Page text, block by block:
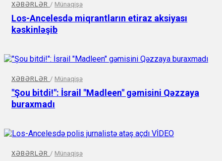
XƏBƏRLƏR / Münaqişə
Los-Ancelesdə miqrantların etiraz aksiyası
kəskinləşib
XƏBƏRLƏR / Münaqişə
"Şou bitdi!": İsrail "Madleen" gəmisini Qəzzaya
buraxmadı
XƏBƏRLƏR / Münaqişə